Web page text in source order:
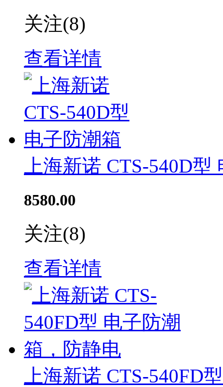
关注(8)
查看详情
上海新诺 CTS-540D
8580.00
关注(8)
查看详情
上海新诺 CTS-540FD